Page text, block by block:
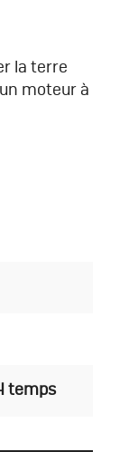
la terre
moteur à
temps